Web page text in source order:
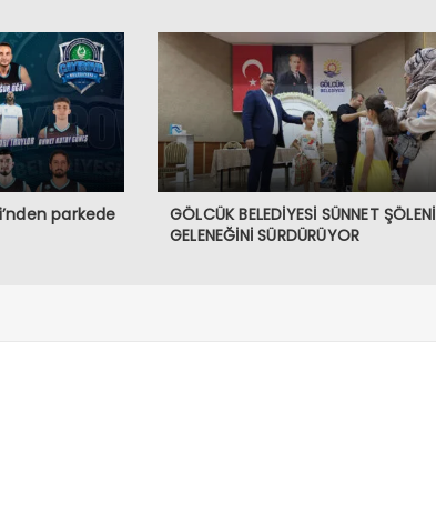
parkede
GÖLCÜK BELEDİYESİ SÜNNET ŞÖLENİ
GELENEĞİNİ SÜRDÜRÜYOR